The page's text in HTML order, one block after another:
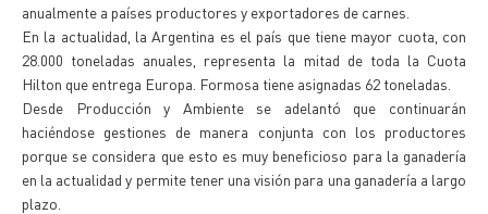
anualmente a países productores y exportadores de carnes.
En la actualidad, la Argentina es el país que tiene mayor cuota, con
28.000 toneladas anuales, representa la mitad de toda la Cuota
Hilton que entrega Europa. Formosa tiene asignadas 62 toneladas.
Desde Producción y Ambiente se adelantó que continuarán
haciéndose gestiones de manera conjunta con los productores
porque se considera que esto es muy beneficioso para la ganadería
en la actualidad y permite tener una visión para una ganadería a largo
plazo.